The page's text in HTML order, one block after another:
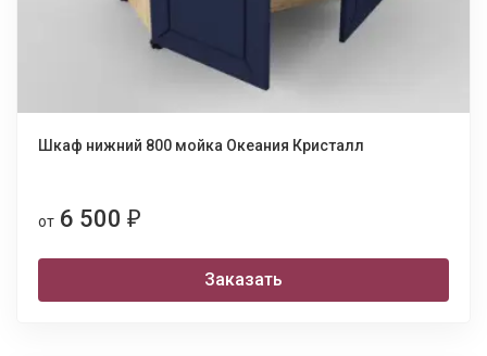
Шкаф нижний 800 мойка Океания Кристалл
от 6 500 ₽
Заказать